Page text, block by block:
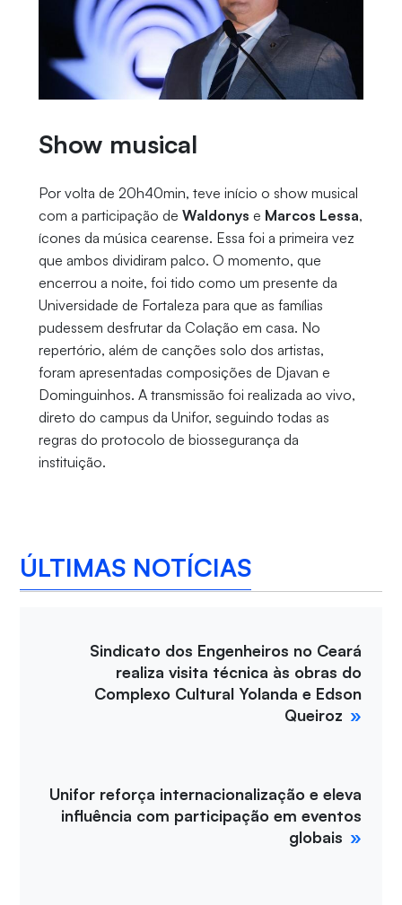
Show musical
Por volta de 20h40min, teve início o show musical
com a participação de Waldonys e Marcos Lessa,
ícones da música cearense. Essa foi a primeira vez
que ambos dividiram palco. O momento, que
encerrou a noite, foi tido como um presente da
Universidade de Fortaleza para que as famílias
pudessem desfrutar da Colação em casa. No
repertório, além de canções solo dos artistas,
foram apresentadas composições de Djavan e
Dominguinhos. A transmissão foi realizada ao vivo,
direto do campus da Unifor, seguindo todas as
regras do protocolo de biossegurança da
instituição.
ÚLTIMAS NOTÍCIAS
Sindicato dos Engenheiros no Ceará
realiza visita técnica às obras do
Complexo Cultural Yolanda e Edson
Queiroz
Unifor reforça internacionalização e eleva
influência com participação em eventos
globais